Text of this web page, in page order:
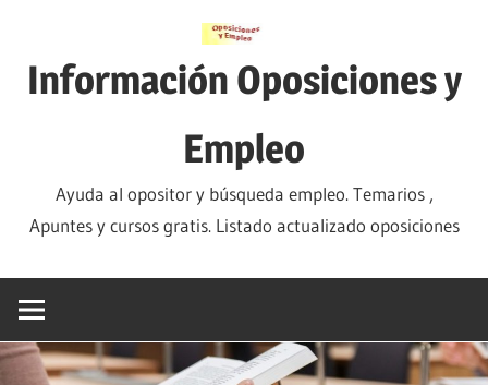
contenido
Información Oposiciones y
Empleo
Ayuda al opositor y búsqueda empleo. Temarios ,
Apuntes y cursos gratis. Listado actualizado oposiciones